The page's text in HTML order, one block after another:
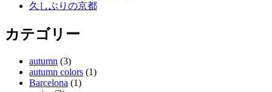
久しぶりの京都
カテゴリー
autumn (3)
autumn colors (1)
Barcelona (1)